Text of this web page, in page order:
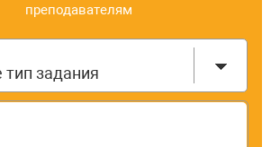
преподавателям
задания